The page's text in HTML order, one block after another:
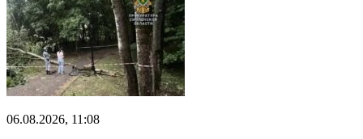
06.08.2026, 11:08